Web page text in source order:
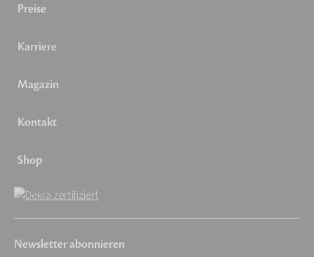
Preise
Karriere
Magazin
Kontakt
Shop
Newsletter abonnieren